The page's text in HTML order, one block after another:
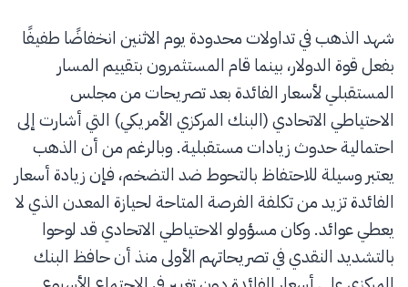
شهد الذهب في تداولات محدودة يوم الاثنين انخفاضًا طفيفًا
بفعل قوة الدولار، بينما قام المستثمرون بتقييم المسار
المستقبلي لأسعار الفائدة بعد تصريحات من مجلس
الاحتياطي الاتحادي (البنك المركزي الأمريكي) التي أشارت إلى
احتمالية حدوث زيادات مستقبلية. وبالرغم من أن الذهب
يعتبر وسيلة للاحتفاظ بالتحوط ضد التضخم، فإن زيادة أسعار
الفائدة تزيد من تكلفة الفرصة المتاحة لحيازة المعدن الذي لا
يعطي عوائد. وكان مسؤولو الاحتياطي الاتحادي قد لوحوا
بالتشديد النقدي في تصريحاتهم الأولى منذ أن حافظ البنك